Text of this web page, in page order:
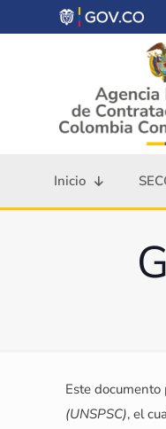
Inicio
Este
(UNSPSC), el